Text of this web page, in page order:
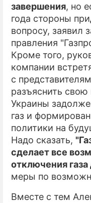
завершения, но
года стороны
вопросу, заявил
правления
Кроме того,
компании
с
разъяснить
Украины
газ и
политики на
Надо сказать,
сделает все
отключения
меры по
Вместе с тем